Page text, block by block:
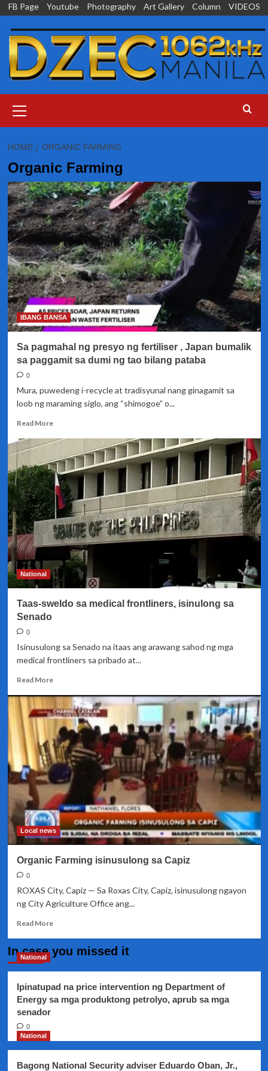
Skip
content
FB Page Youtube Photography Art Gallery Column VIDEOS
Menu
HOME ORGANIC FARMING
Organic Farming
IBANG BANSA
Sa pagmahal ng presyo ng fertiliser , Japan bumalik
sa paggamit sa dumi ng tao bilang pataba
0
Mura, puwedeng i-recycle at tradisyunal nang ginagamit sa
loob ng maraming siglo, ang “shimogoe” o...
Read MoreRead
about
pagmahal
ng
presyo
ng
fertiliser
,
Japan
bumalik
sa
paggamit
sa
ng
National
Taas-sweldo sa medical frontliners, isinulong sa
Senado
0
Isinusulong sa Senado na itaas ang arawang sahod ng mga
medical frontliners sa pribado at...
Read MoreRead
about
Taas-
sweldo
sa
medical
frontliners,
isinulong
sa
Senado
Local news
Organic Farming isinusulong sa Capiz
0
ROXAS City, Capiz — Sa Roxas City, Capiz, isinusulong ngayon
ng City Agriculture Office ang...
Read MoreRead
Organic
sa
Capiz
In case you missed it
National
Ipinatupad na price intervention ng Department of
Energy sa mga produktong petrolyo, aprub sa mga
senador
0
National
Bagong National Security adviser Eduardo Oban, Jr.,